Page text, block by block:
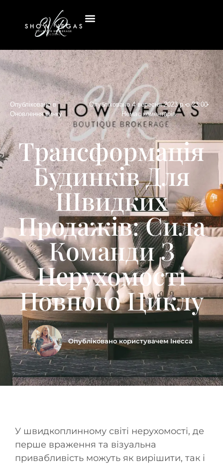
Опубліковано в
Оновлення ринку
Опубліковано4 вересня 2023 р.о 23:00
Немає коментарів
Трансформація
Будинків Для
Швидких
Продажів: Сила
Команди З
Нерухомості
Повного Циклу
Опубліковано користувачемІнесса
У швидкоплинному світі нерухомості, де
перше враження та візуальна
привабливість можуть як вирішити, так і